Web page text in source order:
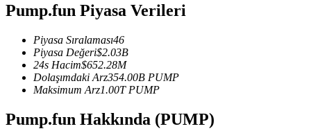
USDC'yi teminat olarak kullanan vadeli işlemler
Pump.fun Piyasa Verileri
Piyasa Sıralaması46
Piyasa Değeri$2.03B
24s Hacim$652.28M
Dolaşımdaki Arz354.00B PUMP
Maksimum Arz1.00T PUMP
Pump.fun Hakkında (PUMP)